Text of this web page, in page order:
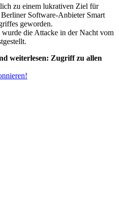
zu einem lukrativen Ziel für
Software-Anbieter Smart
geworden.
die Attacke in der Nacht vom
weiterlesen: Zugriff zu allen